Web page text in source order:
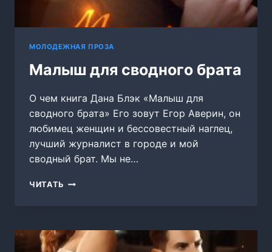
МОЛОДЕЖНАЯ ПРОЗА
Малыш для сводного брата
О чем книга Дана Блэк «Малыш для
сводного брата» Его зовут Егор Аверин, он
любимец женщин и бессовестный наглец,
лучший журналист в городе и мой
сводный брат. Мы не…
ЧИТАТЬ МАЛЫШ